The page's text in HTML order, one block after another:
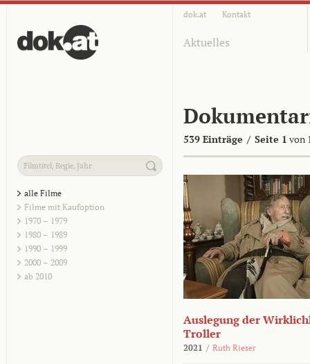
dok.at Kontakt
Aktuelles
539 Einträge / Seite 1 von
alle Filme
Filme mit Kaufoption
1970 – 1979
1980 – 1989
1990 – 1999
2000 – 2009
ab 2010
Auslegung der
Troller
2021 / Ruth Rieser